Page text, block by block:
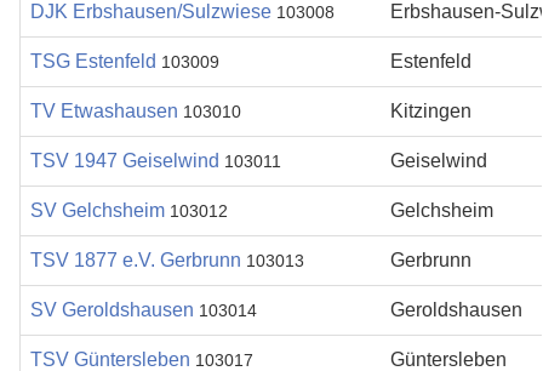
DJK Erbshausen/Sulzwiese 103008 Erbshausen-
TSG Estenfeld 103009 Estenfeld
TV Etwashausen 103010 Kitzingen
TSV 1947 Geiselwind 103011 Geiselwind
SV Gelchsheim 103012 Gelchsheim
TSV 1877 e.V. Gerbrunn 103013 Gerbrunn
SV Geroldshausen 103014 Geroldshausen
TSV Güntersleben 103017 Güntersleben